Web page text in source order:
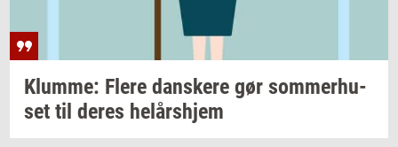
Klum­me: Flere dan­ske­re gør som­mer­hu­
set til deres helårs­hjem